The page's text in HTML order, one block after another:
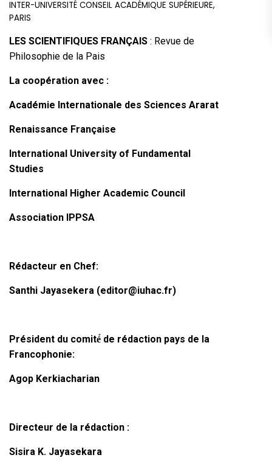
INTER-UNIVERSITÉ CONSEIL ACADÉMIQUE SUPÉRIEURE,
PARIS
LES SCIENTIFIQUES FRANÇAIS : Revue de
Philosophie de la Pais
La coopération avec :
Académie Internationale des Sciences Ararat
Renaissance Française
International University of Fundamental
Studies
International Higher Academic Council
Association IPPSA
Rédacteur en Chef:
Santhi Jayasekera (editor@iuhac.fr)
Président du comité́ de rédaction pays de la
Francophonie:
Agop Kerkiacharian
Directeur de la rédaction :
Sisira K. Jayasekara